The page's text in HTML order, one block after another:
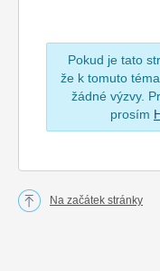
Pokud je tato
že k tomuto
žádné výzvy.
prosím
Na začátek stránky